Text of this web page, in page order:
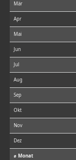
Mär
Apr
Mai
Jun
Jul
Aug
Sep
Okt
Nov
Dez
⌀ Monat